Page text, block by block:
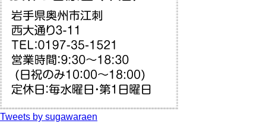
Tweets by sugawaraen